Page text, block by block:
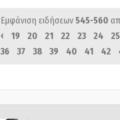
Εμφάνιση ειδήσεων545-560
‹
19 20 21 22 23 24
25
36
37 38 39 40 41 42